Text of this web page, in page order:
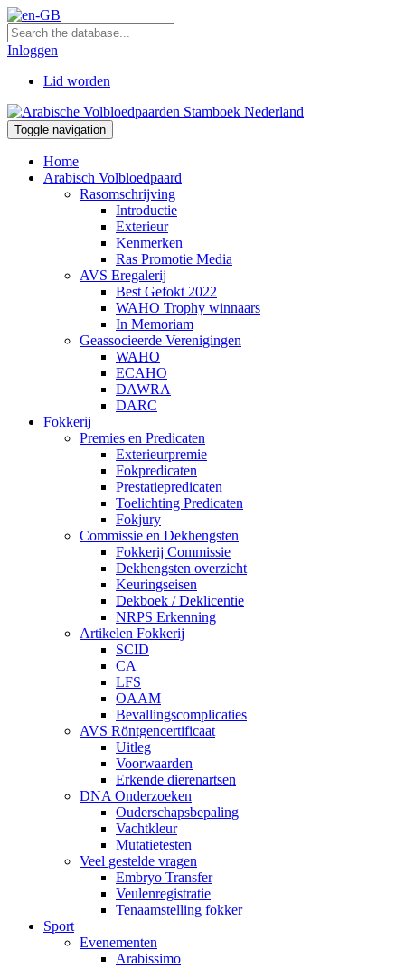
Inloggen
Lid worden
Toggle navigation
Home
Arabisch Volbloedpaard
Rasomschrijving
Introductie
Exterieur
Kenmerken
Ras Promotie Media
AVS Eregalerij
Best Gefokt 2022
WAHO Trophy winnaars
In Memoriam
Geassocieerde Verenigingen
WAHO
ECAHO
DAWRA
DARC
Fokkerij
Premies en Predicaten
Exterieurpremie
Fokpredicaten
Prestatiepredicaten
Toelichting Predicaten
Fokjury
Commissie en Dekhengsten
Fokkerij Commissie
Dekhengsten overzicht
Keuringseisen
Dekboek / Deklicentie
NRPS Erkenning
Artikelen Fokkerij
SCID
CA
LFS
OAAM
Bevallingscomplicaties
AVS Röntgencertificaat
Uitleg
Voorwaarden
Erkende dierenartsen
DNA Onderzoeken
Ouderschapsbepaling
Vachtkleur
Mutatietesten
Veel gestelde vragen
Embryo Transfer
Veulenregistratie
Tenaamstelling fokker
Sport
Evenementen
Arabissimo